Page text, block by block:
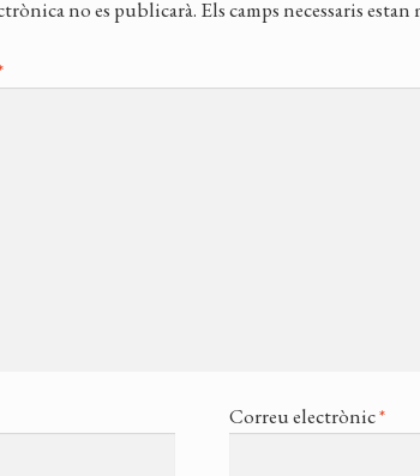
no es publicarà. Els camps necessaris estan
Correu electrònic*